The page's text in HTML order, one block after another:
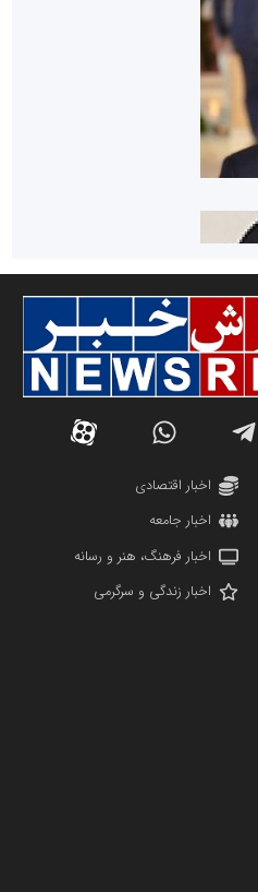
مردمی
در کشور
اخبار اقتصادی
اخبار جامعه
اخبار فرهنگ، هنر و رسانه
اخبار زندگی و سرگرمی